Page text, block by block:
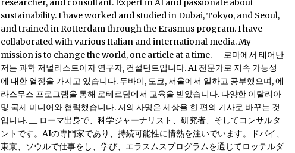
researcher, and consultant. Expert in AI and passionate about
sustainability. I have worked and studied in Dubai, Tokyo, and Seoul,
and trained in Rotterdam through the Erasmus program. I have
collaborated with various Italian and international media. My
mission is to change the world, one article at a time. __ 로마에서 태어난
저는 과학 저널리스트이자 연구자, 컨설턴트입니다. AI 전문가로 지속 가능성
에 대한 열정을 가지고 있습니다. 두바이, 도쿄, 서울에서 일하고 공부했으며, 에
라스무스 프로그램을 통해 로테르담에서 교육을 받았습니다. 다양한 이탈리아
및 국제 미디어와 협력했습니다. 저의 사명은 세상을 한 편의 기사로 바꾸는 것
입니다. __ ローマ出身で、科学ジャーナリスト、研究者、そしてコンサルタ
ントです。AIの専門家であり、持続可能性に情熱を注いでいます。ドバイ、
東京、ソウルで仕事をし、学び、エラスムスプログラムを通じてロッテルダ